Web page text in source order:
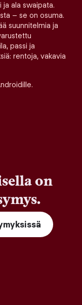
ala swaipata.
– se on osuma.
suunnitelmia ja
passi ja
rentoja, vakavia
on